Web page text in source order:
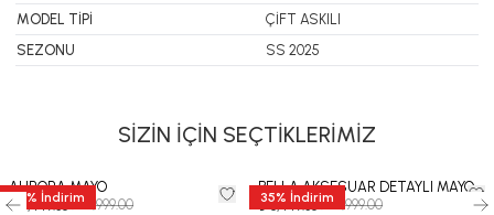
MODEL TİPİ
ÇİFT ASKILI
SEZONU
SS 2025
SİZİN İÇİN SEÇTİKLERİMİZ
35 % İndirim
AURORA MAYO
₺ 8,449.35 ₺ 12,999.00 35% İndirim
BELLA AKSESUAR DETAYLI MAYO
₺ 8,449.35 ₺ 12,999.00